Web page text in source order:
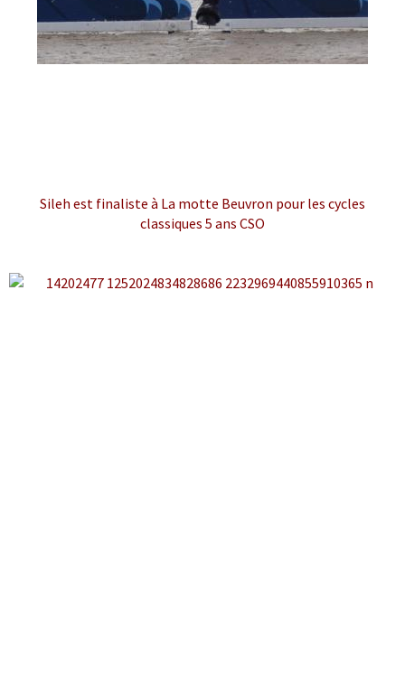
Sileh est finaliste à La motte Beuvron pour les cycles
classiques 5 ans CSO